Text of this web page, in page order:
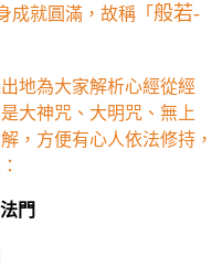
成就圓滿，故稱「 般若-
地為大家解析心經從經
大神咒、大明咒、無上
，方便有心人依法修持，
門